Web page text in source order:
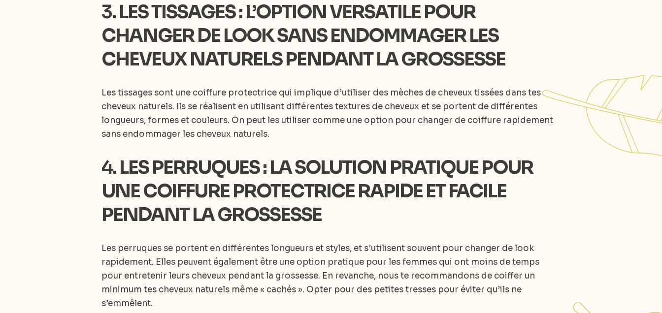
3.LES TISSAGES : L’OPTION VERSATILE POUR
CHANGER DE LOOK SANS ENDOMMAGER LES
CHEVEUX NATURELS PENDANT LA GROSSESSE
Les tissages sont une coiffure protectrice qui implique d’utiliser des mèches de cheveux tissées dans tes
cheveux naturels. Ils se réalisent en utilisant différentes textures de cheveux et se portent de différentes
longueurs, formes et couleurs. On peut les utiliser comme une option pour changer de coiffure rapidement
sans endommager les cheveux naturels.
4.LES PERRUQUES : LA SOLUTION PRATIQUE POUR
UNE COIFFURE PROTECTRICE RAPIDE ET FACILE
PENDANT LA GROSSESSE
Les perruques se portent en différentes longueurs et styles, et s’utilisent souvent pour changer de look
rapidement. Elles peuvent également être une option pratique pour les femmes qui ont moins de temps
pour entretenir leurs cheveux pendant la grossesse. En revanche, nous te recommandons de coiffer un
minimum tes cheveux naturels même « cachés ». Opter pour des petites tresses pour éviter qu’ils ne
s’emmêlent.